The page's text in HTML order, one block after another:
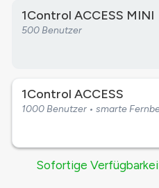
1Control ACCESS MINI
500 Benutzer
1Control ACCESS
1000 Benutzer • smarte
Sofortige